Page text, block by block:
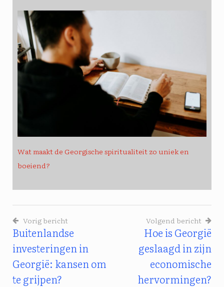
Wat maakt de Georgische spiritualiteit zo uniek en
boeiend?
Bericht
Navigatie
Vorig bericht
Buitenlandse
investeringen in
Georgië: kansen om
te grijpen?
Volgend bericht
Hoe is Georgië
geslaagd in zijn
economische
hervormingen?